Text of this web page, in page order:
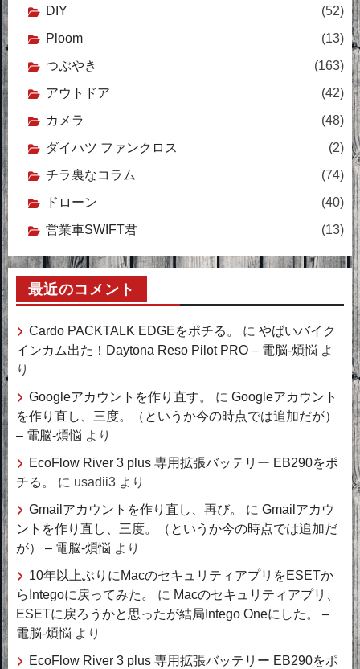
DIY
(52)
Ploom
(13)
つぶやき
(163)
アウトドア
(42)
カメラ
(48)
ダイハツ ファンクロス
(2)
チラ裏なコラム
(74)
ドローン
(40)
営業車SWIFT君
(13)
最近のコメント
Cardo PACKTALK EDGEをポチる。 に やばいバイク
インカム出た！Daytona Reso Pilot PRO – 電脳-煩悩 よ
り
Googleアカウントを作り直す。
に Googleアカウント
を作り直し、三度。（というか今の時点では追加だが）
– 電脳-煩悩 より
EcoFlow River 3 plus 専用拡張バッテリー EB290をポ
チる。
に usadii3 より
Gmailアカウントを作り直し、再び。
に Gmailアカウ
ントを作り直し、三度。（というか今の時点では追加だ
が） – 電脳-煩悩 より
10年以上ぶりにMacのセキュリティアプリをESETか
らIntegoに戻ってみた。
に Macのセキュリティアプリ、
ESETに戻ろうかと思ったが結局Intego Oneにした。 –
電脳-煩悩 より
EcoFlow River 3 plus 専用拡張バッテリー EB290をポ